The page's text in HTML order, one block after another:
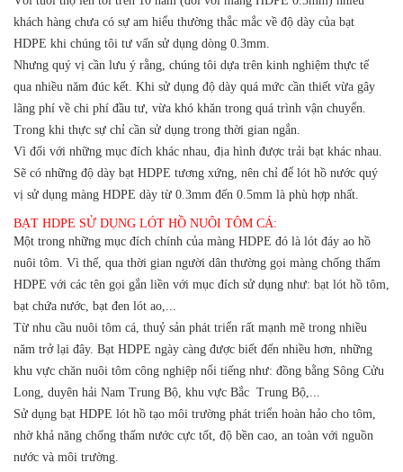
khách hàng chưa có sự am hiểu thường thắc mắc về độ dày của bạt
HDPE khi chúng tôi tư vấn sử dụng dòng 0.3mm.
Nhưng quý vị cần lưu ý rằng, chúng tôi dựa trên kinh nghiệm thực tế
qua nhiều năm đúc kết. Khi sử dụng độ dày quá mức cần thiết vừa gây
lãng phí về chi phí đầu tư, vừa khó khăn trong quá trình vận chuyển.
Trong khi thực sự chỉ cần sử dụng trong thời gian ngắn.
Vì đối với những mục đích khác nhau, địa hình được trải bạt khác nhau.
Sẽ có những độ dày bạt HDPE tương xứng, nên chỉ để lót hồ nước quý
vị sử dụng màng HDPE dày từ 0.3mm đến 0.5mm là phù hợp nhất.
BẠT HDPE SỬ DỤNG LÓT HỒ NUÔI TÔM CÁ:
Một trong những mục đích chính của màng HDPE đó là lót đáy ao hồ
nuôi tôm. Vì thế, qua thời gian người dân thường gọi màng chống thấm
HDPE với các tên gọi gắn liền với mục đích sử dụng như: bạt lót hồ tôm,
bạt chứa nước, bạt đen lót ao,...
Từ nhu cầu nuôi tôm cá, thuỷ sản phát triển rất mạnh mẽ trong nhiều
năm trở lại đây. Bạt HDPE ngày càng được biết đến nhiều hơn, những
khu vực chăn nuôi tôm công nghiệp nổi tiếng như: đồng bằng Sông Cửu
Long, duyên hải Nam Trung Bộ, khu vực Bắc Trung Bộ,...
Sử dụng bạt HDPE lót hồ tạo môi trường phát triển hoàn hảo cho tôm,
nhờ khả năng chống thấm nước cực tốt, độ bền cao, an toàn với nguồn
nước và môi trường.